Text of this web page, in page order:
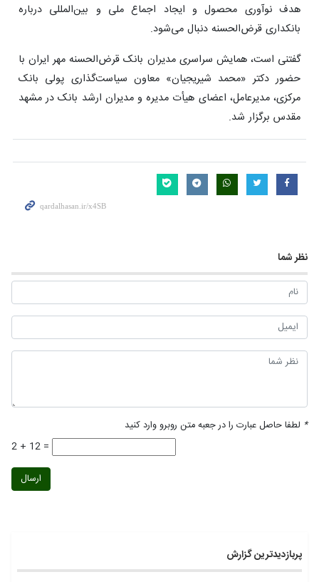
هدف نوآوری محصول و ایجاد اجماع ملی و بین‌المللی درباره
بانکداری قرض‌الحسنه دنبال می‌شود.
گفتنی است، همایش سراسری مدیران بانک قرض‌الحسنه مهر ایران با
حضور دکتر «محمد شیریجیان» معاون سیاست‌گذاری پولی بانک
مرکزی، مدیرعامل، اعضای هیأت مدیره و مدیران ارشد بانک در مشهد
مقدس برگزار شد.
نظر شما
* لطفا حاصل عبارت را در جعبه متن روبرو وارد کنید
2 + 12 =
ارسال
پربازدیدترین گزارش